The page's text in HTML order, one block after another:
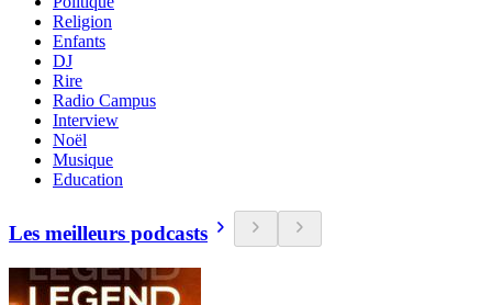
Religion
Enfants
DJ
Rire
Radio Campus
Interview
Noël
Musique
Education
Les meilleurs podcasts